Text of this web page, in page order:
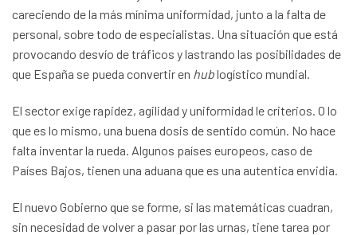
careciendo de la más mínima uniformidad, junto a la falta de
personal, sobre todo de especialistas. Una situación que está
provocando desvío de tráficos y lastrando las posibilidades de
que España se pueda convertir en hublogístico mundial.
El sector exige rapidez, agilidad y uniformidad le criterios. O lo
que es lo mismo, una buena dosis de sentido común. No hace
falta inventar la rueda. Algunos países europeos, caso de
Países Bajos, tienen una aduana que es una autentica envidia.
El nuevo Gobierno que se forme, si las matemáticas cuadran,
sin necesidad de volver a pasar por las urnas, tiene tarea por